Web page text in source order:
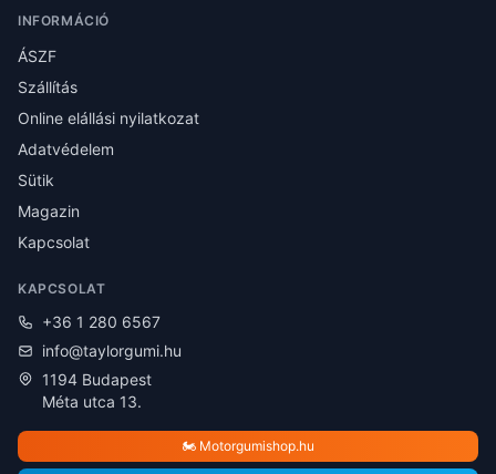
INFORMÁCIÓ
ÁSZF
Szállítás
Online elállási nyilatkozat
Adatvédelem
Sütik
Magazin
Kapcsolat
KAPCSOLAT
+36 1 280 6567
info@taylorgumi.hu
1194 Budapest
Méta utca 13.
🏍️ Motorgumishop.hu